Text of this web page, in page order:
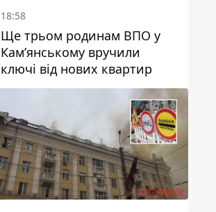
18:58
Ще трьом родинам ВПО у
Кам’янському вручили
ключі від нових квартир